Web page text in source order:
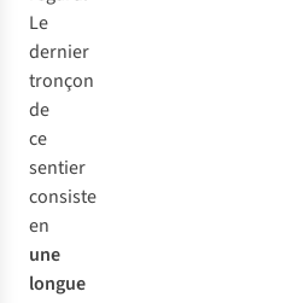
Le
dernier
tronçon
de
ce
sentier
consiste
en
une
longue